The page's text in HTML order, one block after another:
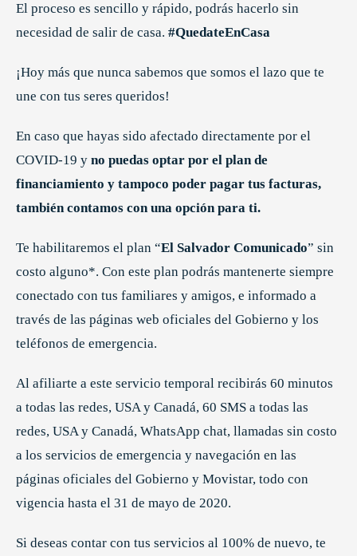
El proceso es sencillo y rápido, podrás hacerlo sin
necesidad de salir de casa. #QuedateEnCasa
¡Hoy más que nunca sabemos que somos el lazo que te
une con tus seres queridos!
En caso que hayas sido afectado directamente por el
COVID-19 y no puedas optar por el plan de
financiamiento y tampoco poder pagar tus facturas,
también contamos con una opción para ti.
Te habilitaremos el plan “El Salvador Comunicado” sin
costo alguno*. Con este plan podrás mantenerte siempre
conectado con tus familiares y amigos, e informado a
través de las páginas web oficiales del Gobierno y los
teléfonos de emergencia.
Al afiliarte a este servicio temporal recibirás 60 minutos
a todas las redes, USA y Canadá, 60 SMS a todas las
redes, USA y Canadá, WhatsApp chat, llamadas sin costo
a los servicios de emergencia y navegación en las
páginas oficiales del Gobierno y Movistar, todo con
vigencia hasta el 31 de mayo de 2020.
Si deseas contar con tus servicios al 100% de nuevo, te